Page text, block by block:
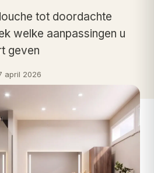
tot doordachte
welke aanpassingen u
geven
april 2026